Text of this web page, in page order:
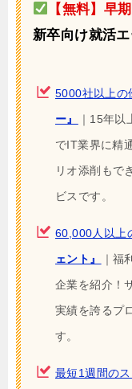
【無料】早
新卒向け就活
5000社以上の
ー』
｜15年
でIT業界に精
リオ添削もで
ビスです。
60,000人以上
ェント』
｜福
企業を紹介！
実績を誇るプ
す。
最短1週間の